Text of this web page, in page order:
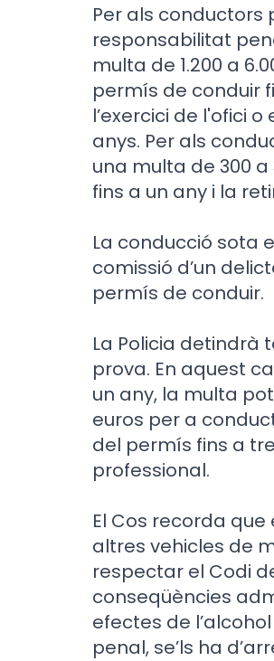
Per als conductors
responsabilitat
multa de 1.200 a
permís de conduir
l’exercici de l'ofici
anys. Per als
una multa de 300
fins a un any i la
La conducció sota
comissió d’un
permís de conduir.
La Policia detindrà
prova. En aquest
un any, la multa
euros per a
del permís fins a
professional.
El Cos recorda
altres vehicles de
respectar el Codi
conseqüències
efectes de
penal, se’ls ha